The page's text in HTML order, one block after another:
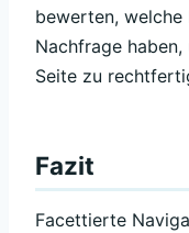
bewerten,
Nachfrage
Seite zu
Fazit
Facettierte